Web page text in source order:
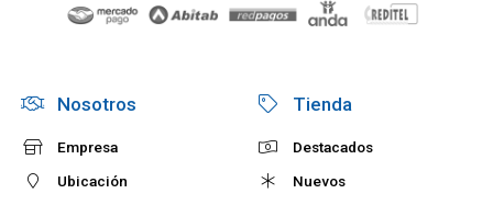
Nosotros
Empresa
Ubicación
Tienda
Destacados
Nuevos